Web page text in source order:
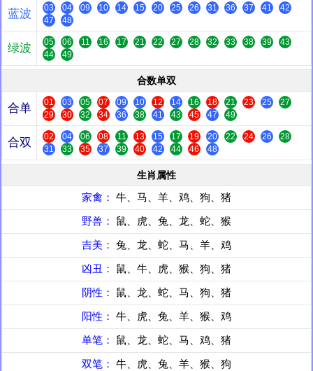
蓝波 03 04 09 10 14 15 20 25 26 31 36 37 41
42
47
48
绿波 05 06 11 16 17 21 22 27 28 32 33 38 39
43
44
49
合数单双
合单 01 03 05 07 09 10 12 14 16 18 21 23 25
27
29
30 32 34 36 38 41 43 45 47 49
合双 02 04 06 08 11 13 15 17 19 20 22 24 26
28
31
33 35 37 39 40 42 44 46 48
生肖属性
家禽： 牛、马、羊、鸡、狗、猪
野兽： 鼠、虎、兔、龙、蛇、猴
吉美： 兔、龙、蛇、马、羊、鸡
凶丑： 鼠、牛、虎、猴、狗、猪
阴性： 鼠、龙、蛇、马、狗、猪
阳性： 牛、虎、兔、羊、猴、鸡
单笔： 鼠、龙、蛇、马、鸡、猪
双笔： 牛、虎、兔、羊、猴、狗